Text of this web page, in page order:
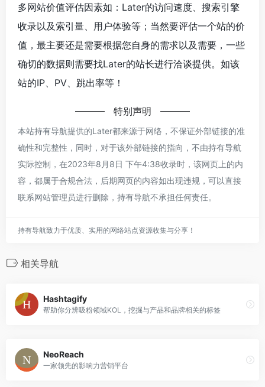
多网站价值评估因素如：Later的访问速度、搜索引擎
收录以及索引量、用户体验等；当然要评估一个站的价
值，最主要还是需要根据您自身的需求以及需要，一些
确切的数据则需要找Later的站长进行洽谈提供。如该
站的IP、PV、跳出率等！
特别声明
本站持有导航提供的Later都来源于网络，不保证外部链接的准
确性和完整性，同时，对于该外部链接的指向，不由持有导航
实际控制，在2023年8月8日 下午4:38收录时，该网页上的内
容，都属于合规合法，后期网页的内容如出现违规，可以直接
联系网站管理员进行删除，持有导航不承担任何责任。
持有导航致力于优质、实用的网络站点资源收集与分享！
相关导航
Hashtagify
帮助你分辨吸粉领域KOL，挖掘与产品和品牌相关的标签
NeoReach
一家领先的影响力营销平台